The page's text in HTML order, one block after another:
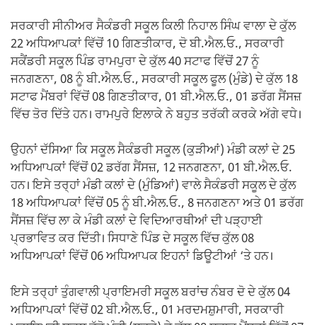
ਸਰਕਾਰੀ ਸੀਨੀਅਰ ਸੈਕੰਡਰੀ ਸਕੂਲ ਕਿਲੀ ਨਿਹਾਲ ਸਿੰਘ ਵਾਲਾ ਦੇ ਕੁੱਲ
22 ਅਧਿਆਪਕਾਂ ਵਿੱਚੋਂ 10 ਗਿਣਤੀਕਾਰ, ਦੋ ਬੀ.ਐਲ.ਓ., ਸਰਕਾਰੀ
ਸਕੈਂਡਰੀ ਸਕੂਲ ਪਿੰਡ ਰਾਮਪੁਰਾ ਦੇ ਕੁੱਲ 40 ਸਟਾਫ ਵਿੱਚੋਂ 27 ਨੂੰ
ਜਨਗਣਨਾ, 08 ਨੂੰ ਬੀ.ਐਲ.ਓ., ਸਰਕਾਰੀ ਸਕੂਲ ਫੂਲ (ਮੁੰਡੇ) ਦੇ ਕੁੱਲ 18
ਸਟਾਫ ਮੈਂਬਰਾਂ ਵਿੱਚੋਂ 08 ਗਿਣਤੀਕਾਰ, 01 ਬੀ.ਐਲ.ਓ., 01 ਡਰੱਗ ਸੈਂਸਜ਼
ਵਿੱਚ ਤੋਰ ਦਿੱਤੇ ਹਨ। ਰਾਮਪੁਰੇ ਇਲਾਕੇ ਨੇ ਬਹੁਤ ਤਰੱਕੀ ਕਰਕੇ ਅੱਗੇ ਵਧੇ।
ਉਹਨਾਂ ਦੱਸਿਆ ਕਿ ਸਕੂਲ ਸੈਕੰਡਰੀ ਸਕੂਲ (ਕੁੜੀਆਂ) ਮੰਡੀ ਕਲਾਂ ਦੇ 25
ਅਧਿਆਪਕਾਂ ਵਿੱਚੋਂ 02 ਡਰੱਗ ਸੈਂਸਜ਼, 12 ਜਨਗਣਨਾ, 01 ਬੀ.ਐਲ.ਓ.
ਹਨ। ਇਸੇ ਤਰ੍ਹਾਂ ਮੰਡੀ ਕਲਾਂ ਦੇ (ਮੁੰਡਿਆਂ) ਵਾਲੇ ਸੈਕੰਡਰੀ ਸਕੂਲ ਦੇ ਕੁੱਲ
18 ਅਧਿਆਪਕਾਂ ਵਿੱਚੋਂ 05 ਨੂੰ ਬੀ.ਐਲ.ਓ., 8 ਜਨਗਣਨਾ ਅਤੇ 01 ਡਰੱਗ
ਸੈਂਸਜ਼ ਵਿੱਚ ਲਾ ਕੇ ਮੰਡੀ ਕਲਾਂ ਦੇ ਵਿਦਿਆਰਥੀਆਂ ਦੀ ਪੜ੍ਹਾਈ
ਪ੍ਰਭਾਵਿਤ ਕਰ ਦਿੱਤੀ। ਸਿਧਾਣੇ ਪਿੰਡ ਦੇ ਸਕੂਲ ਵਿੱਚ ਕੁੱਲ 08
ਅਧਿਆਪਕਾਂ ਵਿੱਚੋਂ 06 ਅਧਿਆਪਕ ਇਹਨਾਂ ਡਿਊਟੀਆਂ ‘ਤੇ ਹਨ।
ਇਸੇ ਤਰ੍ਹਾਂ ਤੁੰਗਵਾਲੀ ਪ੍ਰਾਇਮਰੀ ਸਕੂਲ ਬਰਾਂਚ ਨੰਬਰ ਦੋ ਦੇ ਕੁੱਲ 04
ਅਧਿਆਪਕਾਂ ਵਿੱਚੋਂ 02 ਬੀ.ਐਲ.ਓ., 01 ਮਰਦਮਸ਼ੁਮਾਰੀ, ਸਰਕਾਰੀ